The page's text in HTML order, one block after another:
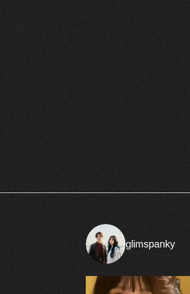
glimspanky